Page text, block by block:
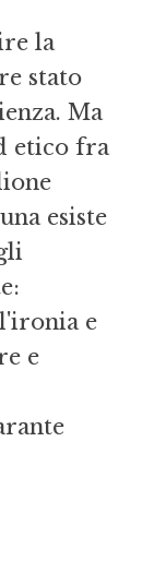
la
stato
Ma
etico fra
esiste
e
e